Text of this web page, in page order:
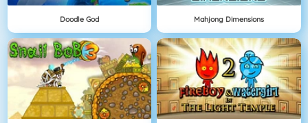
Doodle God Mahjong Dimensions